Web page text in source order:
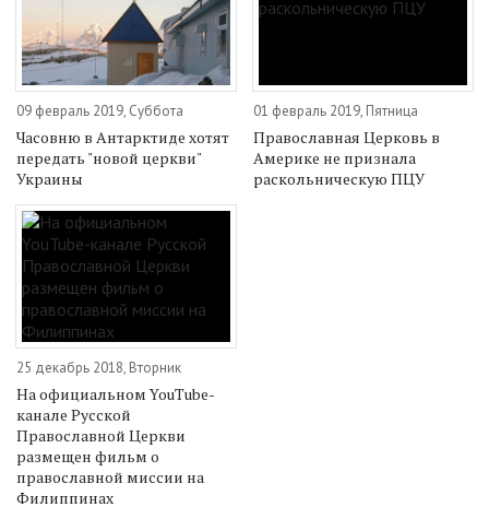
09 февраль 2019, Суббота
Часовню в Антарктиде хотят
передать "новой церкви"
Украины
01 февраль 2019, Пятница
Православная Церковь в
Америке не признала
раскольническую ПЦУ
25 декабрь 2018, Вторник
На официальном YouTube-
канале Русской
Православной Церкви
размещен фильм о
православной миссии на
Филиппинах